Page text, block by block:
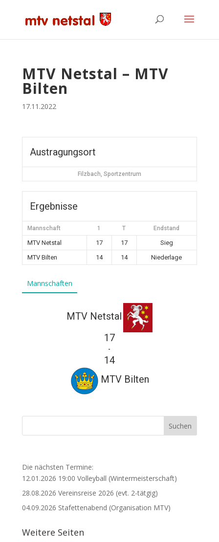
MTV Netstal – MTV
Bilten
17.11.2022
Austragungsort
Filzbach, Sportzentrum
Ergebnisse
Mannschaft 1 T Endstand
MTV Netstal 17 17
Sieg
MTV Bilten
14 14 Niederlage
Mannschaften
MTV Netstal
17
-
14
MTV Bilten
Die nächsten Termine:
12.01.2026 19:00 Volleyball (Wintermeisterschaft)
28.08.2026 Vereinsreise 2026 (evt. 2-tätgig)
04.09.2026 Stafettenabend (Organisation MTV)
Weitere Seiten